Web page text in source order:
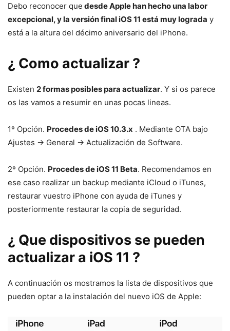
Debo reconocer que desde Apple han hecho una labor
excepcional, y la versión final iOS 11 está muy lograda y
está a la altura del décimo aniversario del iPhone.
¿ Como actualizar ?
Existen 2 formas posibles para actualizar. Y si os parece
os las vamos a resumir en unas pocas lineas.
1º Opción. Procedes de iOS 10.3.x . Mediante OTA bajo
Ajustes -> General -> Actualización de Software.
2º Opción. Procedes de iOS 11 Beta. Recomendamos en
ese caso realizar un backup mediante iCloud o iTunes,
restaurar vuestro iPhone con ayuda de iTunes y
posteriormente restaurar la copia de seguridad.
¿ Que dispositivos se pueden
actualizar a iOS 11 ?
A continuación os mostramos la lista de dispositivos que
pueden optar a la instalación del nuevo iOS de Apple: